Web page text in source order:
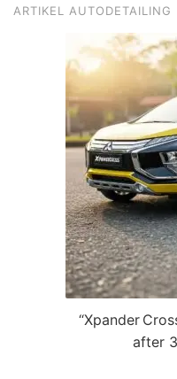
ARTIKEL AUTODETAILING
“Xpander
after